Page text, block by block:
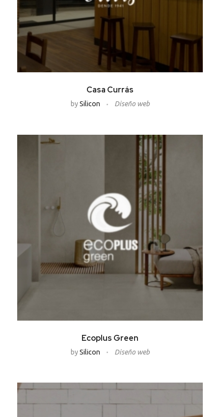
Casa Currás
by Silicon Diseño web
Ecoplus Green
by Silicon Diseño web